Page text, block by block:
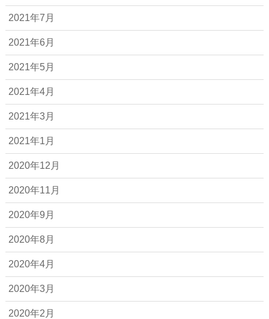
2021年7月
2021年6月
2021年5月
2021年4月
2021年3月
2021年1月
2020年12月
2020年11月
2020年9月
2020年8月
2020年4月
2020年3月
2020年2月